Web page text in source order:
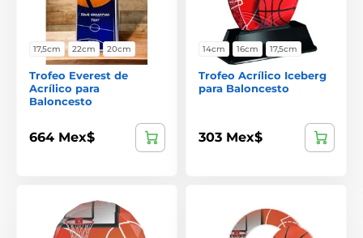
17,5cm 22cm 20cm
Trofeo Everest de
Acrílico para
Baloncesto
664 Mex$
14cm 16cm 17,5cm
Trofeo Acrílico Iceberg
para Baloncesto
303 Mex$